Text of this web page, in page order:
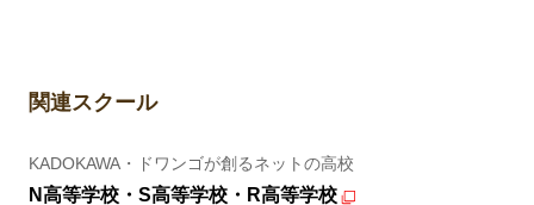
関連スクール
KADOKAWA・ドワンゴが創るネットの高校
N高等学校・S高等学校・R高等学校